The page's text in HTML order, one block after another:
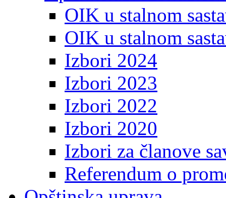
OIK u stalnom
OIK u stalnom
Izbori 2024
Izbori 2023
Izbori 2022
Izbori 2020
Izbori za članove
Referendum o